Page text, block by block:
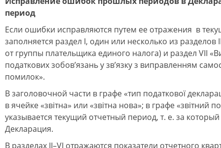
период
Если ошибки исправляются путем ее отражения в
заполняется раздел I, один или несколько из разделов
от группы плательщика единого налога) и раздел VIІ
податкових зобов’язань у зв’язку з виправленням
помилок».
В заголовочной части в графе «тип податкової
в ячейке «звітна» или «звітна нова»; в графе «звітний
указывается текущий отчетный период, т. е. за
Декларация.
В разделах II–VІ отражаются показатели отчетного